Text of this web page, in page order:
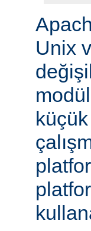
Unix